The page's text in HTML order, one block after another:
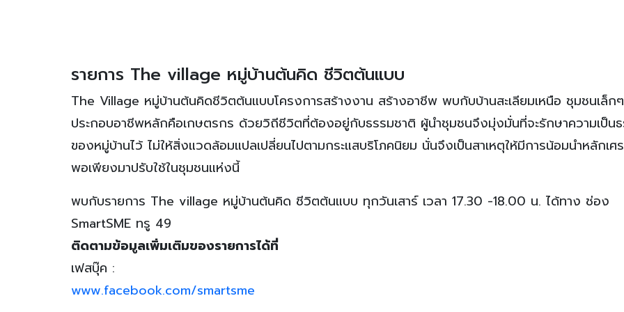
รายการ The village หมู่บ้านต้นคิด ชีวิตต้นแบบ
The Village หมู่บ้านต้นคิดชีวิตต้นแบบโครงการสร้างงาน สร้างอาชีพ พบกับบ้านสะเลียมเหนือ ชุมชนเล็ก
ประกอบอาชีพหลักคือเกษตรกร ด้วยวิถีชีวิตที่ต้องอยู่กับธรรมชาติ ผู้นำชุมชนจึงมุ่งมั่นที่จะรักษาความเป็น
ของหมู่บ้านไว้ ไม่ให้สิ่งแวดล้อมแปลเปลี่ยนไปตามกระแสบริโภคนิยม นั่นจึงเป็นสาเหตุให้มีการน้อมนำหลักเศ
พอเพียงมาปรับใช้ในชุมชนแห่งนี้
พบกับรายการ The village หมู่บ้านต้นคิด ชีวิตต้นแบบ ทุกวันเสาร์ เวลา 17.30 -18.00 น. ได้ทาง ช่อง
SmartSME ทรู 49
ติดตามข้อมูลเพิ่มเติมของรายการได้ที่
เฟสบุ๊ค :
www.facebook.com/smartsme